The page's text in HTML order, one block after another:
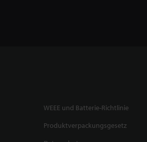
WEEE und Batterie-Richtlinie
Produktverpackungsgesetz